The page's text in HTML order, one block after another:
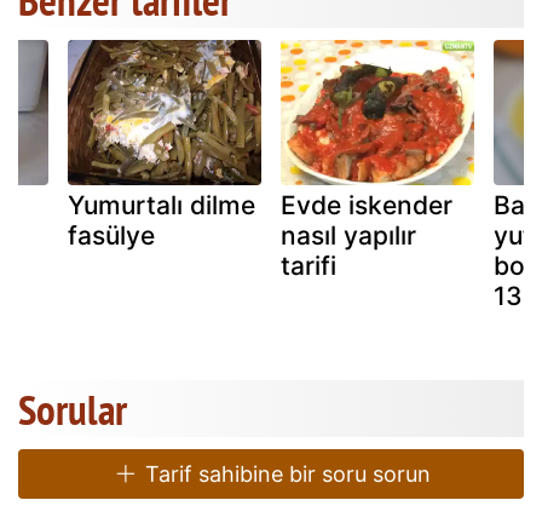
Yumurtalı dilme
fasülye
Evde iskender
nasıl yapılır
tarifi
13
Sorular
Tarif sahibine bir soru sorun